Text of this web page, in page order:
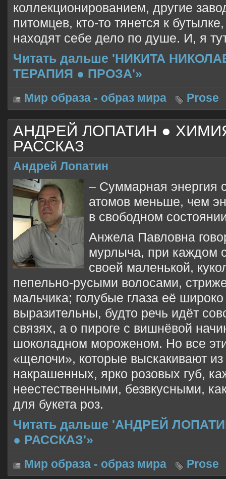
коллекционированием, другие
питомцев, кто-то тянется к
находят себе дело по душе. И, я
Читать дальше 'НИКИТА
ТЕРАПИЯ ● ПРОЗА'»
Мир образа - образ мира Prose
АНДРЕЙ ЛОПАТИН ●
РАССКАЗ
Андрей Лопатин
– Суммарная энергия
атомов меньше, чем
в свободном
Анжела Павловна
мурлыча, при каждом
своей маленькой,
пепельно-русыми волосами,
мальчика; голубые глаза её
выразительны, будто речь идёт
связях, а о пироге с вишнёвой
шоколадном мороженом. Но все
«щелочи», которые выскакивают из
накрашенных, ярко розовых губ,
неестественными, безвкусными,
для букета роз.
Читать дальше 'АНДРЕЙ
● РАССКАЗ'»
Мир образа - образ мира Prose